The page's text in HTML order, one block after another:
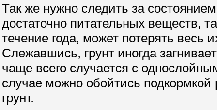
Так же нужно следить за
достаточно питательных веществ,
течение года, может потерять весь
Слежавшись, грунт иногда
чаще всего случается с
случае можно обойтись
грунт.